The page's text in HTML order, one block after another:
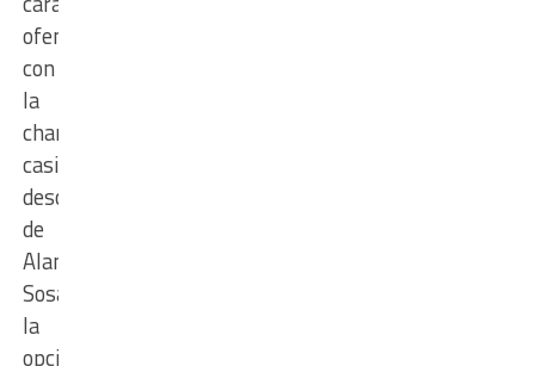
ofensivas,
con
la
chance
casi
descartada
de
Alan
Sosa,
la
opción